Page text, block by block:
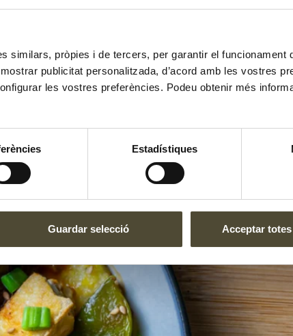
similars, pròpies i de tercers, per garantir el funcionament
publicitat personalitzada, d’acord amb les vostres
les vostres preferències. Podeu obtenir més
Estadístiques
Guardar selecció Acceptar